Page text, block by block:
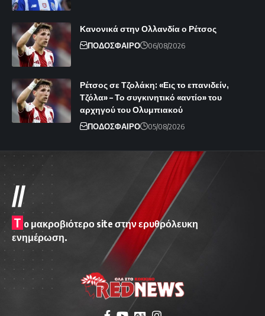
Κανονικά στην Ολλανδία ο Ρέτσος
ΠΟΔΟΣΦΑΙΡΟ 06/08/2026
Ρέτσος σε Τζολάκη: «Εις το επανιδείν,
Τζόλα» – Το συγκινητικό «αντίο» του
αρχηγού του Ολυμπιακού
ΠΟΔΟΣΦΑΙΡΟ 05/08/2026
//
T o μακροβιότερο site στην ερυθρόλευκη
ενημέρωση.